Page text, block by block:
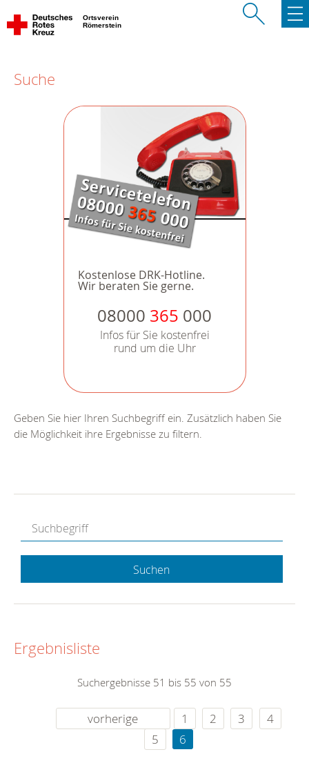
Ortsverein
Römerstein
Suche
Kostenlose DRK-Hotline.
Wir beraten Sie gerne.
08000 365 000
Infos für Sie kostenfrei
rund um die Uhr
Geben Sie hier Ihren Suchbegriff ein. Zusätzlich haben Sie
die Möglichkeit ihre Ergebnisse zu filtern.
Suchen
Ergebnisliste
Suchergebnisse 51 bis 55 von 55
vorherige 1 2 3
4
5
6